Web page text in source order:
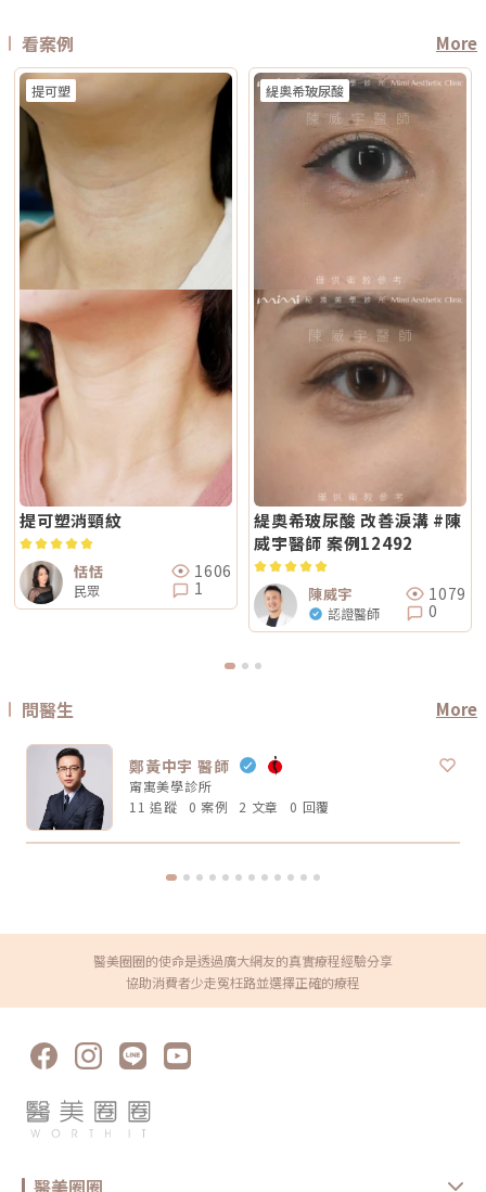
八歲者不建議未成年人接受此類治療，除非有醫療必要且經監護人與專業醫
雷射有什麼最大差別？Reepot 的能量作用以機械式震動為主，而非傳統以
熱破壞色素為核心的方式，因此對周邊組織較為溫和，修復期相對短。搭配
AI 智慧影像分析與低溫保護，可讓能量更集中在斑點本身，減少熱擴散造成
的紅腫或反黑風險。對於需要更加精準、可控的淺層色素改善者，是較新的
治療選擇。Q2：一次療程能看到效果嗎？需要做幾次比較理想？淺層曬
斑、雀斑在單次治療後多半能看到初步變化；但深層或混合型色素通常需要
多次治療，效果會以「循序淡化」的方式呈現。實際次數與間隔仍須依個人
膚況並由醫師評估調整。Q3：Reepot 是否有反黑風險？術後該注意什麼？
任何除斑型雷射都可能有反黑風險，但 Reepot 因熱傷害較低、加上冷卻系
統保護，發生率較低。術後的關鍵在於防曬和保濕，尤其治療後一週避免曝
曬、蒸氣、刺激性保養品。若依照術後指示照護，能大幅降低色素反應的機
會。Q4：敏感肌或薄皮膚適合做 Reepot 嗎？Reepot 的能量模式相對溫
和，加上冷卻保護，對敏感肌而言較為友善。但敏感肌的特性是屏障本身不
穩定，因此治療前仍需要專業檢視膚況，若正處於發炎、乾裂或紅敏期，建
議先穩定皮膚後再安排療程。Q5：做 Reepot 之後多久可以搭配其他醫美
療程？治療後皮膚需要時間恢復，因此若要搭配保濕導入、水光等溫和療
程，通常約 2～3 週即可視膚況安排；若是皮秒、飛梭、強效換膚或注射等
刺激性較高的項目，建議至少間隔 4 週再評估。適當的間隔能降低反黑與過
度刺激的風險，也讓後續療程效果更穩定。Q6：Reepot 的療程費用大約是
多少？Reepot 的價格會依照治療部位、所需的能量深度、是否搭配其他療
程以及整體規劃次數而有所差異。一般費用多落在一萬至三萬多元之間，但
實際金額仍需依個人斑點狀況與療程組合評估後才能確認。建議先安排諮
詢，由專業醫療人員確認膚況後提供最適合的治療方案與費用。Q7：
Reepot 術後的人工皮需要貼多久？Reepot 治療後會在局部覆蓋人工皮，
主要是保護剛治療的肌膚並協助屏障修復。人工皮不建議自行撕除，多數人
會在約兩週左右回診時，由醫療人員視膚況協助取下。人工皮脫落後，治療
部位的色素也會在這段期間逐漸代謝、變淡。斑點帶來的影響，往往不只是
外觀變化，更讓人感到氣色黯淡、不如以往。隨著醫美技術不斷推陳出新，
Reepot AI 時光雷射為色素治療帶來更精準、可控的方式，讓除斑不再停留
在效果難預測的時代。期望這篇文章能幫助你清楚掌握除斑方向與選擇，在
規劃療程時，也建議由專業醫師根據膚況量身評估，找到最適合、安全的改
善方式。★溫馨提醒★小編要提醒大家，醫療並非單純的商業交易，所有的
療程都伴隨著風險。因此，作為消費者應該謹慎選擇合適的醫療方案，以確
保安全與健康。
可以優先評估音波。 如果同時有鬆和垂：可以和醫師討論電音波搭配。這
也是為什麼現在很多醫師會用「複合式療程」來做規劃。不是每個人都只需
要一種療程，而是要看老化主要發生在哪一層，再決定適合電波、音波，還
是兩者搭配。電波音波可以一起打嗎？可以，但不是每個人都一定需要。電
波和音波作用原理不同，所以在醫師評估下，兩者確實可以搭配。常見做法
是用音波處理深層輪廓拉提，再用電波改善皮膚緊緻與膚質鬆弛，讓效果更
全面。不過，電音波不是「全部打越多越好」。發數、能量、施作順序、間
隔時間，都需要依照個人臉部條件設計。如果臉部脂肪偏少、皮膚偏薄、曾
做過其他療程，或是近期剛打過針劑，更要讓醫師完整評估，避免過度治
療。做電波音波前，要注意哪些事？第一，先判斷自己是哪一種老化問題在
選電波或音波前，先不要急著問「哪個比較好」，而是要先看自己的老化問
題屬於哪一種。臉部老化常見可分成四大類：組織鬆弛下垂、結構性凹陷、
皺紋形成、膚質老化。電波和音波主要處理的是「鬆弛與下垂」這一類問
題。電波偏向改善皮膚鬆弛、細紋與緊緻度；音波偏向改善輪廓下垂、嘴邊
肉與下顎線模糊。但如果是太陽穴凹陷、淚溝、臉頰凹陷這類結構性凹陷，
或是斑點、色素沉澱這類膚質問題，單靠電波或音波不一定能解決，需要搭
配其他療程評估。第二，不要只看價格，更要看療程規劃是否合理電波音波
的價格會受到儀器種類、探頭、發數、施作部位、能量設定與診所規劃影
響。價格便宜不一定不好，但如果只用價格做決定，很容易忽略真正重要的
事：這療程到底有沒有符合你的臉部狀況？同樣是音波，有人需要加強下顎
線，有人需要處理嘴邊肉；同樣是電波，有人重點在眼周細紋，有人重點在
臉頰鬆弛。規劃不同，效果自然也會不同。所以選療程時，不只要問「多少
錢」，也要問清楚：使用什麼儀器？施作哪些部位？大約發數或治療範圍怎
麼規劃？為什麼我的狀況適合這個療程？第三，確認儀器來源、探頭耗材與
施作人員電波音波屬於能量型醫美療程，安全性和儀器來源、探頭耗材、操
作經驗都有關。建議選擇前可以確認是否為合法原廠認證儀器、是否使用原
廠探頭或合規耗材，以及是否由合格專業醫療人員評估與操作。另外，醫師
的臉部解剖概念與美感判斷也很重要。因為電波音波不是「能量越強越
好」，而是要看你的皮膚厚度、脂肪量、鬆弛程度、臉型比例去調整。過度
治療不一定更漂亮，反而可能不自然或效果不如預期。第四，效果需要時
間，不要用術後當天判斷成敗電波和音波都是透過熱能刺激膠原蛋白反應，
不是做完當天就完成全部效果。部分人術後會先感覺皮膚變緊、輪廓比較
順，但真正的膠原蛋白新生與重組，通常需要數週到數月慢慢發生。所以做
完後不要急著用第一天的樣子判斷有沒有用，也不要因為短期內沒有巨大變
化就立刻否定療程。非侵入式拉提的特色通常是漸進、自然，而不是突然大
幅改變。第五，不要期待一次療程解決所有老化問題臉部老化不是只有皮膚
鬆而已，還可能包含膠原蛋白流失、脂肪位移、骨架支撐變弱、皮膚厚度改
變等不同層次的問題。電波可以改善皮膚緊緻度與膚質，音波可以幫助輪廓
拉提與深層支撐，但它們不一定能取代針劑、填充、雷射、手術或其他療
程。比較正確的觀念是：電波音波不是萬能療程，而是抗老規劃中的一部
定。電波多半是熱感、刺熱感；音波則常見深層痠脹感或一點一點的刺激
不能單純說哪一個一定比較痛。Q2：電波音波做完會有修復期嗎？多數電
波音波屬於非侵入式療程，通常不需要像手術一樣長時間修復。不過部分人
個人體質與療程設定而定。Q3：年輕人適合做電波音波嗎？如果只是想預
防初老、改善膚質鬆弛，可以先從電波或其他較溫和的保養型療程評估。若
已經有明顯輪廓下垂，也可以和醫師討論音波。但年齡不是唯一標準，皮膚
厚度、脂肪量、鬆弛程度更重要。Q4：電波音波可以取代拉皮手術嗎？不
能完全取代。電波音波適合輕度到中度鬆弛，屬於非侵入式抗老療程。如果
是非常明顯的皮膚鬆垂或組織下滑，仍可能需要評估手術或其他治療方式。
Q5：電波音波多久做一次？每個人的老化程度、儀器種類、能量設定和維
果規劃，不建議自己照網路頻率硬套。搞懂電波跟音波的差別，才能選對適
合自己的療程電波跟音波都是常見的非侵入式抗老療程，但它們不是誰取代
操作、療程規劃是否真的符合自身臉部條件。選對療程，不是追求最貴、最
先對！★溫馨提醒★小編要提醒大家，醫療並非單純的商業交易，所有的療
程都伴隨著風險。因此，作為消費者應該謹慎選擇合適的醫療方案，以確保
容積式加熱 療程定位 膚質、細緻、緊緻並重 輪廓、拉提、緊實為主 適合族
冷卻技術 五階七段冷卻系統 分段噴灑冷媒 探頭 雅典娜探頭：臉部 宙斯探
頭：身體 愛神探頭：眼周 紫鑽探頭：臉/四肢 碧眼探頭：眼周 藍鑽探頭：
臉/四肢 黃金探頭：身體 疼痛感 多數定位為較舒適型 但仍因人而異 感受通
常較明顯，但依能量、部位與個人耐受度不同 常見效果感受 膚質變細、臉
部較緊 光澤提升 輪廓變緊、線條感改善 適合重點 想變精緻、自然、保養型
想加強緊緻、抗老、輪廓型 原理差異：單極、雙極到底是什麼？很多人看
到「單極」、「雙極」會覺得很難懂，其實可以用生活化的方式理解。單極
電波：像是把熱能傳遞到較深、較廣的範圍，主要作用於較深層皮膚組織
（以真皮層為主），常被用於緊緻與支撐感相關需求。鳳凰電波即屬於單極
射頻應用。雙極電波：則是將能量集中在兩個電極之間，作用範圍相對較
淺，較常被用於膚質細緻、表層改善等需求。無雙電波的特色，在於將單極
與雙極兩種模式結合於同一療程設計中。根據官方資料，DENSITY 可透過
不同射頻模式，將能量分別作用於深層與淺層皮膚。因此，兩者並不是「誰
比較高級」，而是設計邏輯不同。若主要需求為輪廓拉提與緊緻，單極射頻
為主的療程通常較符合需求；若希望同時兼顧膚質細緻與輕度緊緻，複合式
電波療程則可能更具彈性。效果差異：拉提感、緊緻感、膚質感不一樣1. 拉
提感如果你的主要困擾是「臉部鬆弛」、「下顎線不清楚」或「嘴邊肉變明
顯」，鳳凰電波通常是較常被討論的選項之一。其應用多與輪廓緊緻與鬆弛
改善相關，常見於臉部、眼周與身體的緊緻與平滑需求。2. 膚質感如果你的
問題不是明顯鬆弛，而是「皮膚看起來粗」、「毛孔明顯」、「妝感不服
貼」或整體氣色較疲累，無雙電波的複合式能量設計相對較符合這類需求。
除了緊緻效果外，也常被用於膚質細緻與整體質感提升，因此常被市場定位
為入門型抗老或精緻型電波療程。3. 自然度兩者都屬於非侵入式療程，因此
通常不會像手術或填充療程一樣產生立即的結構性改變，效果多半呈現為漸
進式、自然型。常見的效果訴求差異在於：鳳凰電波多偏向輪廓線條與緊緻
感的提升；無雙電波則較偏向整體膚質細緻、緊實與光澤感的改善。哪一種
比較痛？無雙電波真的比較不痛嗎？疼痛感是很多人選療程時最在意的問
題。以療程設計來看，鳳凰電波因為以單極射頻為主，能量感通常會比較明
顯。部分人會形容為熱、刺、酸、脹，尤其在骨感較明顯或皮膚較薄的位
置，感受可能更強。無雙電波則因為設計上有SAC智能冷卻系統與RIC即時
阻抗偵測補償系統等設計，因此為舒適度較高的電波療程。但這裡要講清
楚：不痛不代表完全沒感覺，舒適也不代表每個人都一樣。疼痛感會受到很
多因素影響，包括： 個人耐痛程度 施作部位 能量設定 是否敷麻 醫師手法
皮膚厚薄與骨感程度 當天身體狀態所以比較精準的說法是：無雙電波通常
被定位為舒適度較佳；鳳凰電波能量感通常較明顯。但實際感受仍需依個人
狀況而定。常見迷思一：鳳凰電波一定比無雙電波強嗎？不一定。「強」要
看你指的是哪一種強。如果說的是深層拉提、輪廓緊緻，鳳凰電波確實是經
典代表。但如果是膚質、細緻度、毛孔與整體保養感，無雙電波可能更符合
線條、核心、柔軟度，還是想增加肌力？療程也是同樣邏輯。選擇醫美療
整。電波拉提不是抽脂，也不是溶脂，更不是削骨。它主要是透過射頻熱能
得臉比較緊、線條比較順，但真正的膠原變化通常需要時間。Thermage 官
方也提到效果可立即出現，並隨時間改善。所以比較合理的期待是：不是
「瞬間換臉」而是「慢慢變緊、變順、變精緻」做電波前需要注意什麼？無
論選無雙電波或鳳凰電波，療程前都建議注意以下幾點： 近期是否懷孕或
哺乳 是否有心律調節器或植入式電子裝置 施作區域是否有金屬植入物 是否
有嚴重皮膚發炎、傷口或感染 近期是否做過其他醫美療程 是否有蟹足腫或
特殊體質 是否正在服用影響皮膚修復的藥物這些資訊都應在諮詢時主動告
知醫療院所，即便是非侵入式療程，也不是每個人都適合做。做完電波後怎
護： 加強保濕 避免過度去角質 做好防曬 短期內避免高溫環境，例如三溫
個效果比較好？沒有絕對誰比較好。無雙電波偏向膚質、細緻與自然緊緻；
鳳凰電波偏向輪廓拉提與深層緊實。選擇重點應該是你的需求，而不是單看
療程名氣。Q2：無雙電波可以取代鳳凰電波嗎？不一定。兩者能量設計與
療程定位不同，並非互相取代關係。若主要需求是膚質與輕度緊緻，無雙電
作。Q4：電波拉提可以維持多久？維持時間會因年齡、膚況、生活習慣、
保養方式、能量設定與個人體質不同而有差異。多數電波療程並非永久效
感，建議先讓肌膚休息，並加強保濕與防曬，並依醫療院所指示進行後續照
護。選對療程，比跟風更重要無雙電波與鳳凰電波各有優勢，前者偏向細緻
膚質與自然緊緻，後者則更聚焦在輪廓拉提與深層抗老。與其問「哪一個比
年齡、鬆弛程度、預算與期待值，才能做出更安全也更符合期待的選擇。同
https://www.instagram.com/drdeungskinclinic/張英睿皮膚專科診所地
址：新北市板橋區文化路一段118號電話：(02)-2250-6065LINE：
@xat.0000195926.1nzhttps://page.line.me/xat.0000195926.1nz?
openQrModal=true
看案例 More
提可塑
提可塑消頸紋
恬恬
民眾
1606
1
緹奧希玻尿酸
緹奧希玻尿酸 改善淚溝 #陳
威宇醫師 案例12492
陳威宇
認證醫師
1079
0
問醫生 More
鄭黃中宇 醫師
甯寓美學診所
11 追蹤
0 案例 2 文章 0 回覆
醫美圈圈的使命是透過廣大網友的真實療程經驗分享
協助消費者少走冤枉路並選擇正確的療程
醫美圈圈